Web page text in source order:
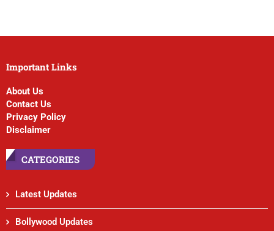
Important Links
About Us
Contact Us
Privacy Policy
Disclaimer
CATEGORIES
Latest Updates
Bollywood Updates